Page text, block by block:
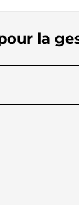
la